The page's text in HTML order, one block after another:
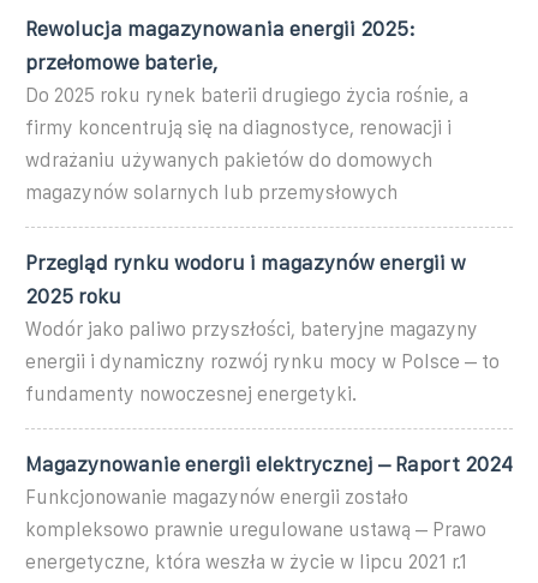
Rewolucja magazynowania energii 2025:
przełomowe baterie,
Do 2025 roku rynek baterii drugiego życia rośnie, a
firmy koncentrują się na diagnostyce, renowacji i
wdrażaniu używanych pakietów do domowych
magazynów solarnych lub przemysłowych
Przegląd rynku wodoru i magazynów energii w
2025 roku
Wodór jako paliwo przyszłości, bateryjne magazyny
energii i dynamiczny rozwój rynku mocy w Polsce – to
fundamenty nowoczesnej energetyki.
Magazynowanie energii elektrycznej – Raport 2024
Funkcjonowanie magazynów energii zostało
kompleksowo prawnie uregulowane ustawą – Prawo
energetyczne, która weszła w życie w lipcu 2021 r.1